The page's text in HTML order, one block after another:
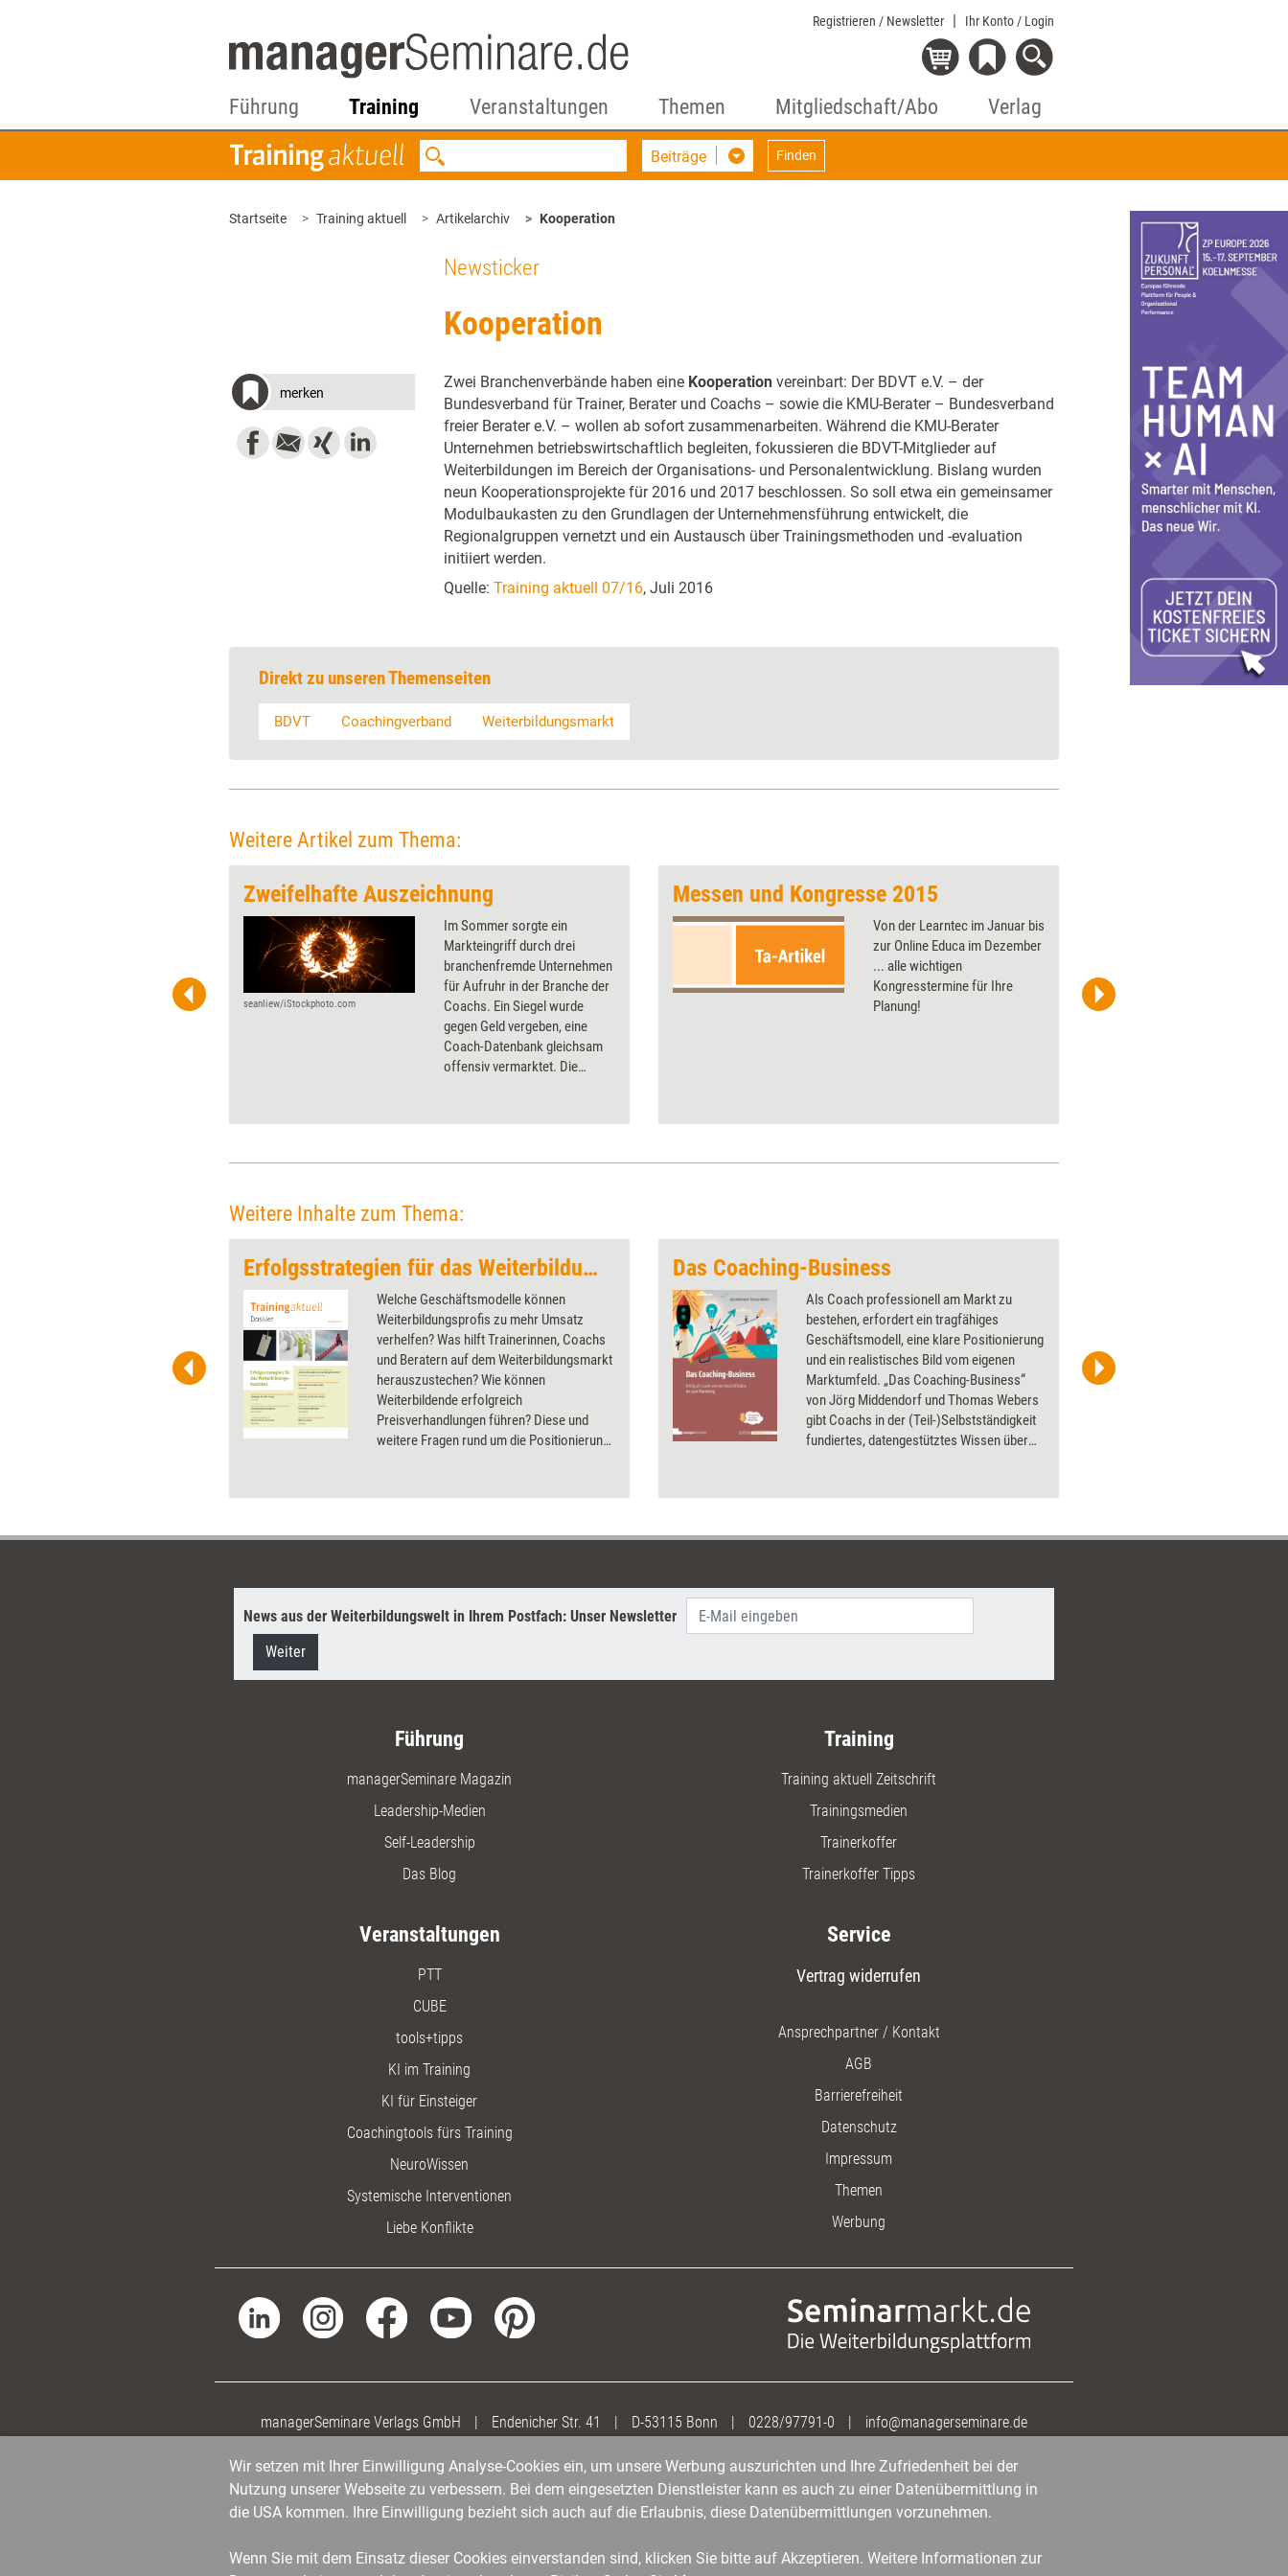
Registrieren / Newsletter Ihr Konto / Login
Führung Training Veranstaltungen Themen Mitgliedschaft/Abo Verlag
Beiträge Finden
Startseite Training aktuell Artikelarchiv Kooperation
Newsticker
Kooperation
merken
Zwei Branchenverbände haben eine Kooperation vereinbart: Der BDVT e.V. – der
Bundesverband für Trainer, Berater und Coachs – sowie die KMU-Berater – Bundesverband
freier Berater e.V. – wollen ab sofort zusammenarbeiten. Während die KMU-Berater
Unternehmen betriebswirtschaftlich begleiten, fokussieren die BDVT-Mitglieder auf
Weiterbildungen im Bereich der Organisations- und Personalentwicklung. Bislang wurden
neun Kooperationsprojekte für 2016 und 2017 beschlossen. So soll etwa ein gemeinsamer
Modulbaukasten zu den Grundlagen der Unternehmensführung entwickelt, die
Regionalgruppen vernetzt und ein Austausch über Trainingsmethoden und -evaluation
initiiert werden.
Quelle: Training aktuell 07/16, Juli 2016
Direkt zu unseren Themenseiten
BDVT Coachingverband Weiterbildungsmarkt
Weitere Artikel zum Thema:
Zweifelhafte Auszeichnung
seanliew/iStockphoto.com
Im Sommer sorgte ein
Markteingriff durch drei
branchenfremde Unternehmen
für Aufruhr in der Branche der
Coachs. Ein Siegel wurde
gegen Geld vergeben, eine
Coach-Datenbank gleichsam
offensiv vermarktet. Die
Bald nun steht der nächste Gau
Bewertungsplattform für
Messen und Kongresse 2015
Von der Learntec im Januar bis
zur Online Educa im Dezember
... alle wichtigen
Kongresstermine für Ihre
Planung!
Weitere Inhalte zum Thema:
Erfolgsstrategien für das Weiterbildungsbusiness
Welche Geschäftsmodelle können
Weiterbildungsprofis zu mehr Umsatz
verhelfen? Was hilft Trainerinnen, Coachs
und Beratern auf dem Weiterbildungsmarkt
herauszustechen? Wie können
Weiterbildende erfolgreich
Preisverhandlungen führen? Diese und
weitere Fragen rund um die Positionierung
dieses Dossier.
Das Coaching-Business
Als Coach professionell am Markt zu
bestehen, erfordert ein tragfähiges
Geschäftsmodell, eine klare Positionierung
und ein realistisches Bild vom eigenen
Marktumfeld. „Das Coaching-Business“
von Jörg Middendorf und Thomas Webers
gibt Coachs in der (Teil-)Selbstständigkeit
fundiertes, datengestütztes Wissen über
wirkungsvolle Marketingstrategie – frei
News aus der Weiterbildungswelt in Ihrem Postfach: Unser Newsletter
Weiter
Führung
managerSeminare Magazin
Leadership-Medien
Self-Leadership
Das Blog
Training
Training aktuell Zeitschrift
Trainingsmedien
Trainerkoffer
Trainerkoffer Tipps
Veranstaltungen
PTT
CUBE
tools+tipps
KI im Training
KI für Einsteiger
Coachingtools fürs Training
NeuroWissen
Systemische Interventionen
Liebe Konflikte
Service
Vertrag widerrufen
Ansprechpartner / Kontakt
AGB
Barrierefreiheit
Datenschutz
Impressum
Themen
Werbung
managerSeminare Verlags GmbH | Endenicher Str. 41 | D-53115 Bonn | 0228/97791-0 | info@managerseminare.de
Wir setzen mit Ihrer Einwilligung Analyse-Cookies ein, um unsere Werbung auszurichten und Ihre Zufriedenheit bei der
Nutzung unserer Webseite zu verbessern. Bei dem eingesetzten Dienstleister kann es auch zu einer Datenübermittlung in
die USA kommen. Ihre Einwilligung bezieht sich auch auf die Erlaubnis, diese Datenübermittlungen vorzunehmen.
Wenn Sie mit dem Einsatz dieser Cookies einverstanden sind, klicken Sie bitte auf Akzeptieren. Weitere Informationen zur